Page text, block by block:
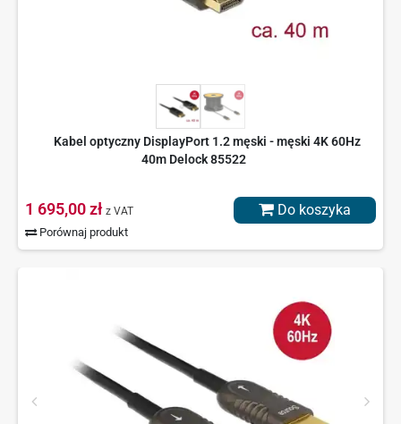
Kabel optyczny DisplayPort 1.2 męski - męski 4K 60Hz
40m Delock 85522
1 695,00 zł z VAT
Porównaj produkt
Do koszyka